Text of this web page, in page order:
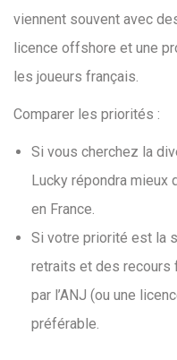
viennent souvent avec
licence offshore et une
les joueurs français.
Comparer les priorités :
Si vous cherchez la
Lucky répondra mieux
en France.
Si votre priorité est la
retraits et des recours
par l’ANJ (ou une
préférable.